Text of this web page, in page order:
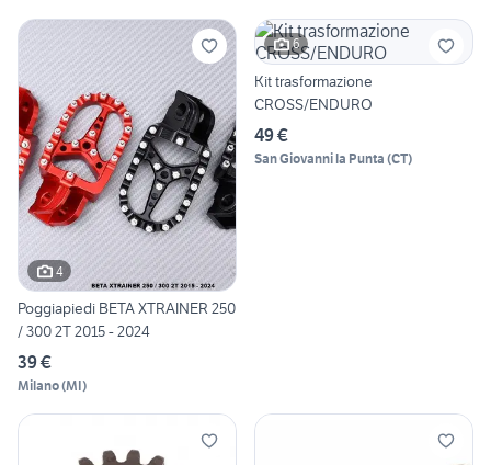
4
Poggiapiedi BETA XTRAINER 250
/ 300 2T 2015 - 2024
39 €
Milano(MI)
6
Kit trasformazione
CROSS/ENDURO
49 €
San Giovanni la Punta (CT)